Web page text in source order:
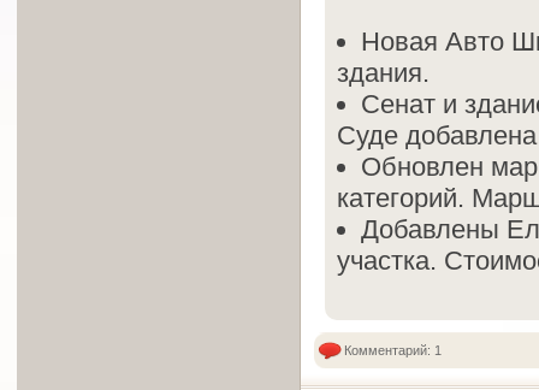
Новая Авто
здания.
Сенат и
Суде
Обновлен
категорий.
Добавлены
участка.
Комментарий: 1